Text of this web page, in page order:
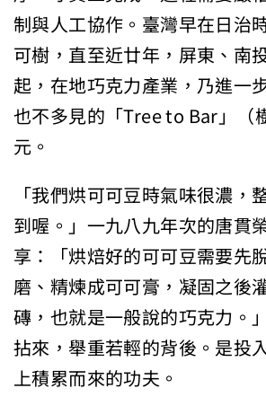
制與人工協作。臺灣早在日治
可樹，直至近廿年，屏東、南
起，在地巧克力產業，乃進一
也不多見的「Tree to Bar」
元。
「我們烘可可豆時氣味很濃
到喔。」一九八九年次的唐貫
享：「烘焙好的可可豆需要先
磨、精煉成可可膏，凝固之後
磚，也就是一般說的巧克力。
拈來，舉重若輕的背後。是投
上積累而來的功夫。